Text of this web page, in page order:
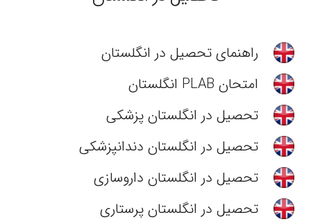
راهنمای تحصیل در انگلستان
امتحان PLAB انگلستان
تحصیل در انگلستان پزشکی
تحصیل در انگلستان دندانپزشکی
تحصیل در انگلستان داروسازی
تحصیل در انگلستان پرستاری